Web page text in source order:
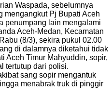
Waspada, sebelumnya
mengangkut Pj Bupati Aceh
penumpang lain mengalami
Aceh-Medan, Kecamatan
(8/3), sekira pukul 02.00
di dalamnya diketahui tidak
Aceh Timur Mahyuddin, sopir,
tertutup dari polisi.
sang sopir mengantuk
menabrak truk di pinggir